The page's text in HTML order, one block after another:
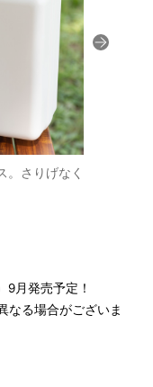
。さりげなく
9月発売予定！
なる場合がございま